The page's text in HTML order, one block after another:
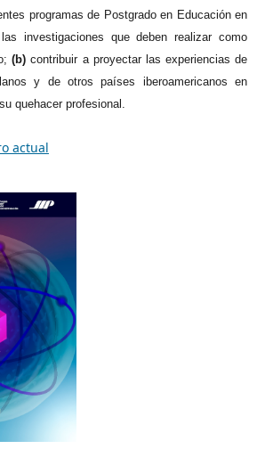
programas de Postgrado en Educación en
investigaciones que deben realizar como
(b) contribuir a proyectar las experiencias de
y de otros países iberoamericanos en
quehacer profesional.
actual